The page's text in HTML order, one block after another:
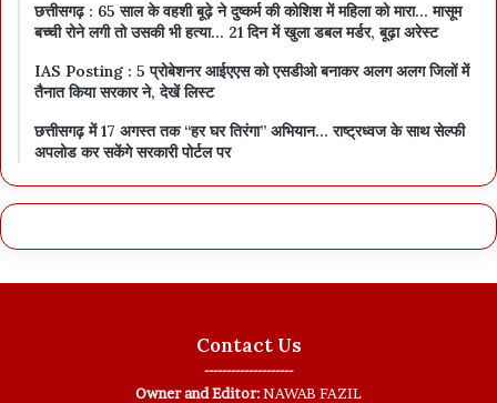
छत्तीसगढ़ : 65 साल के वहशी बूढ़े ने दुष्कर्म की कोशिश में महिला को मारा… मासूम
बच्ची रोने लगी तो उसकी भी हत्या… 21 दिन में खुला डबल मर्डर, बूढ़ा अरेस्ट
IAS Posting : 5 प्रोबेशनर आईएएस को एसडीओ बनाकर अलग अलग जिलों में
तैनात किया सरकार ने, देखें लिस्ट
छत्तीसगढ़ में 17 अगस्त तक “हर घर तिरंगा” अभियान… राष्ट्रध्वज के साथ सेल्फी
अपलोड कर सकेंगे सरकारी पोर्टल पर
Contact Us
--------------------
Owner and Editor:NAWAB FAZIL